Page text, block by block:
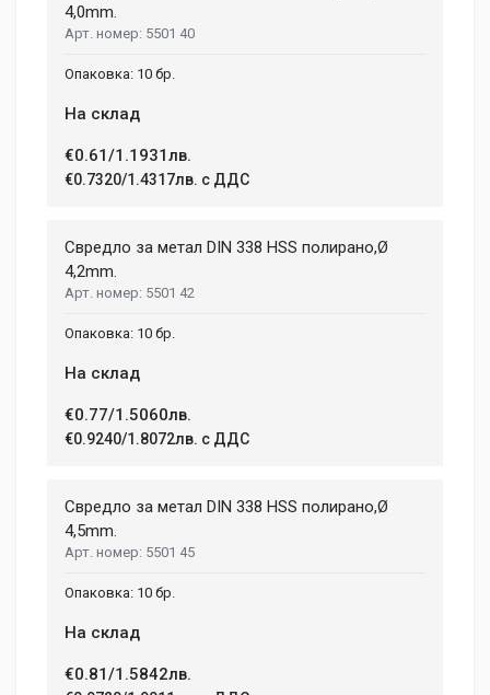
Post Your Review
4,0mm.
5501 40
10 бр.
На склад
€0.61/1.1931лв.
€0.7320/1.4317лв. с ДДС
Свредло за метал DIN 338 HSS полирано,Ø
4,2mm.
5501 42
10 бр.
На склад
€0.77/1.5060лв.
€0.9240/1.8072лв. с ДДС
Свредло за метал DIN 338 HSS полирано,Ø
4,5mm.
5501 45
10 бр.
На склад
€0.81/1.5842лв.